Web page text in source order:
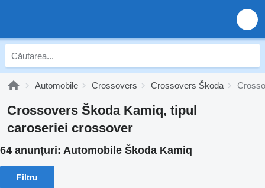
Automobile Crossovers Crossovers Škoda
Crossovers Škoda Kamiq, tipul
caroseriei crossover
64 anunțuri: Automobile Škoda Kamiq
Filtru